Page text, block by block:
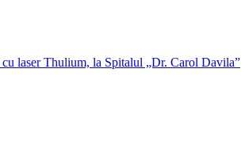
laser Thulium, la Spitalul „Dr. Carol Davila”